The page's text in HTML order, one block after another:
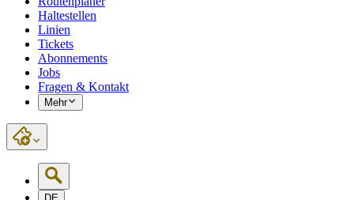
Haltestellen
Linien
Tickets
Abonnements
Jobs
Fragen & Kontakt
Mehr